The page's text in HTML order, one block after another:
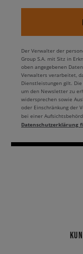
Der Verwalter der
Group S.A. mit Sitz in
oben angegebenen
Verwalters verarbeitet,
Dienstleistungen gilt.
um den Newsletter zu
widersprechen sowie
oder Einschränkung der
bei einer
Datenschutzerklärung